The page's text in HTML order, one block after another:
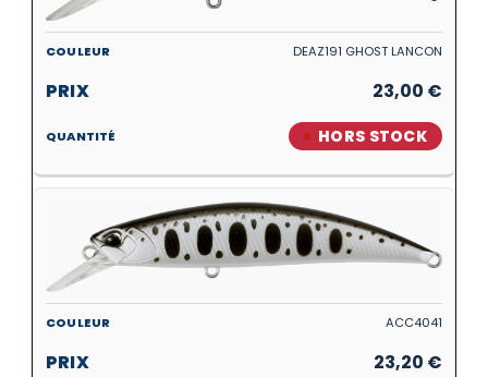
DEAZ191 GHOST LANCON
23,00 €
HORS STOCK
ACC4041
23,20 €